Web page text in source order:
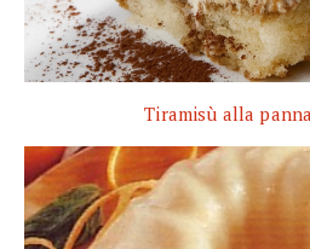
Tiramisù alla